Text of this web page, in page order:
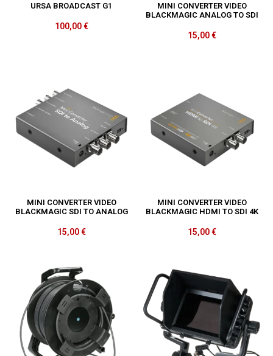
URSA BROADCAST G1
100,00€
MINI CONVERTER VIDEO
BLACKMAGIC ANALOG TO SDI
15,00€
MINI CONVERTER VIDEO
BLACKMAGIC SDI TO ANALOG
15,00€
MINI CONVERTER VIDEO
BLACKMAGIC HDMI TO SDI 4K
15,00€